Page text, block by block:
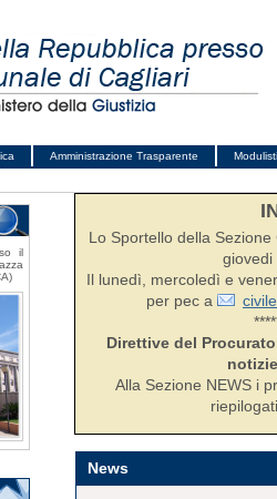
Amministrazione Trasparente
Lo Sportello della
Il lunedì, mercoledì e
per pec a
Direttive del
Alla Sezione NEWS i
News
il